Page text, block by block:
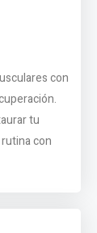
con
tu
con